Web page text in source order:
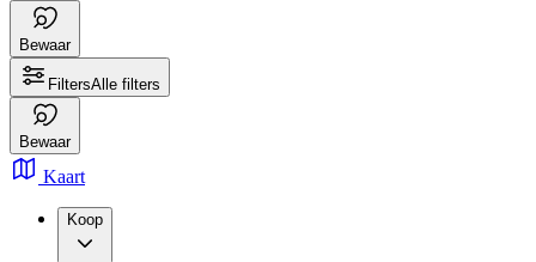
Bewaar
FiltersAlle filters
Bewaar
Kaart
Koop